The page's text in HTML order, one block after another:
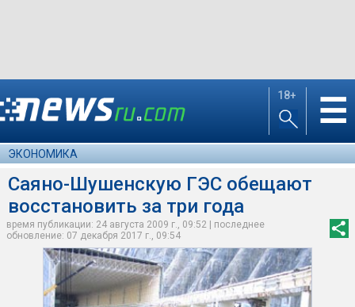
18+ ☰
ЭКОНОМИКА
Саяно-Шушенскую ГЭС обещают
восстановить за три года
время публикации: 24 августа 2009 г., 09:52 | последнее
обновление: 07 декабря 2017 г., 09:54